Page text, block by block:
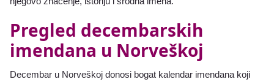
Pregled decembarskih
imendana u Norveškoj
Decembar u Norveškoj donosi bogat kalendar imendana koji